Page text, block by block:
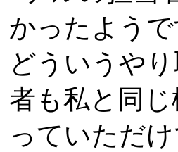
かったようで
どういうや
者も私と同
っていただけ